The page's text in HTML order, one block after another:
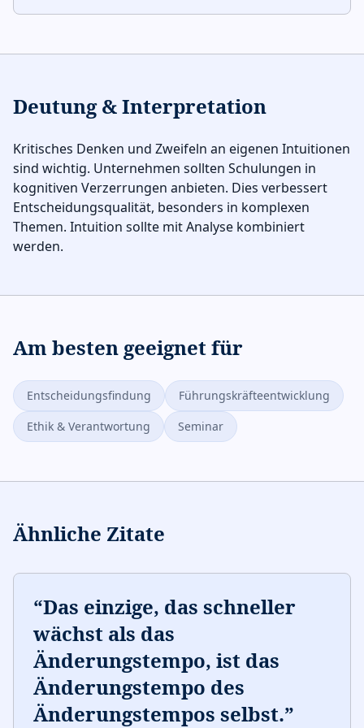
Deutung & Interpretation
Kritisches Denken und Zweifeln an eigenen Intuitionen
sind wichtig. Unternehmen sollten Schulungen in
kognitiven Verzerrungen anbieten. Dies verbessert
Entscheidungsqualität, besonders in komplexen
Themen. Intuition sollte mit Analyse kombiniert
werden.
Am besten geeignet für
Entscheidungsfindung
Führungskräfteentwicklung
Ethik & Verantwortung
Seminar
Ähnliche Zitate
“Das einzige, das schneller
wächst als das
Änderungstempo, ist das
Änderungstempo des
Änderungstempos selbst.”